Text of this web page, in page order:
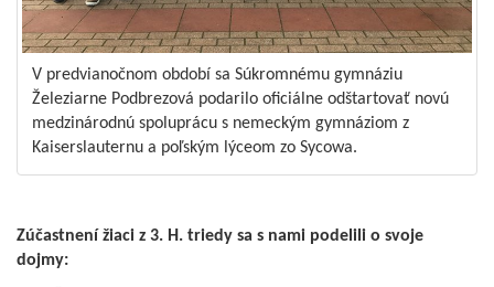
V predvianočnom období sa Súkromnému gymnáziu
Železiarne Podbrezová podarilo oficiálne odštartovať novú
medzinárodnú spoluprácu s nemeckým gymnáziom z
Kaiserslauternu a poľským lýceom zo Sycowa.
Zúčastnení žiaci z 3. H. triedy sa s nami podelili o svoje
dojmy: